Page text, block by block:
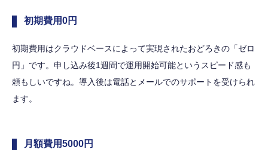
初期費用0円
初期費用はクラウドベースによって実現されたおどろきの「ゼロ
円」です。申し込み後1週間で運用開始可能というスピード感も
頼もしいですね。導入後は電話とメールでのサポートを受けられ
ます。
月額費用5000円